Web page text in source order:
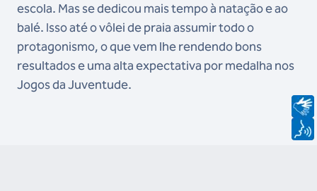
escola. Mas se dedicou mais tempo à natação e ao
balé. Isso até o vôlei de praia assumir todo o
protagonismo, o que vem lhe rendendo bons
resultados e uma alta expectativa por medalha nos
Jogos da Juventude.